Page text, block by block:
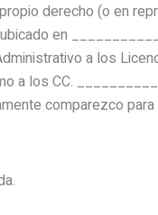
derecho (o en
en
a los
a los CC.
comparezco para